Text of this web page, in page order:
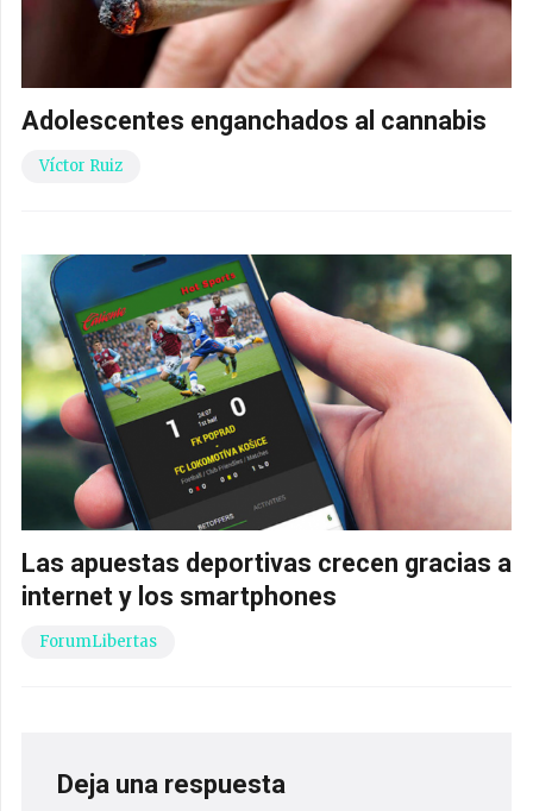
Adolescentes enganchados al cannabis
Víctor Ruiz
Las apuestas deportivas crecen gracias a
internet y los smartphones
ForumLibertas
Deja una respuesta